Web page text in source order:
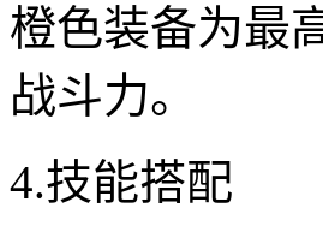
橙色装备为最
战斗力。
4.技能搭配